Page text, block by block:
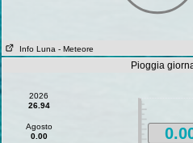
Info Luna - Meteore
Pioggia
2026
26.94
Agosto
0.00